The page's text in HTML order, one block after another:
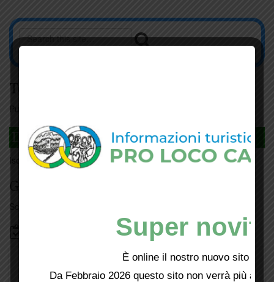
Tesseramento
Puoi tesserarti online
DAGLI L'ANDA
Iscrivitiqui
Giorno per giorno a Carmignano
Scopri tutti gli eventi
Super
È online il nostro nuovo sito web!
Da Febbraio 2026 questo sito non verrà più